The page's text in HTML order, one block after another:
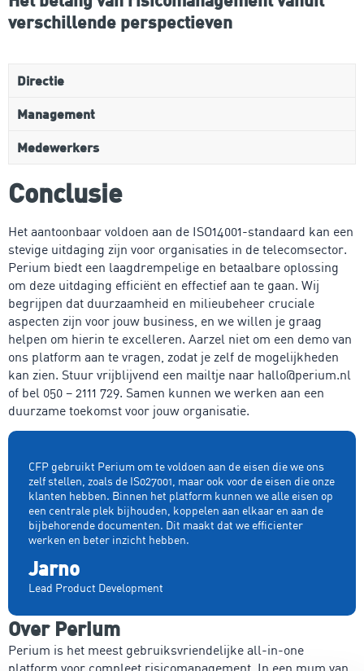
verschillende perspectieven
Directie
Management
Medewerkers
Conclusie
Het aantoonbaar voldoen aan de ISO14001-standaard kan een
stevige uitdaging zijn voor organisaties in de telecomsector.
Perium biedt een laagdrempelige en betaalbare oplossing
om deze uitdaging efficiënt en effectief aan te gaan. Wij
begrijpen dat duurzaamheid en milieubeheer cruciale
aspecten zijn voor jouw business, en we willen je graag
helpen om hierin te excelleren. Aarzel niet om een demo van
ons platform aan te vragen, zodat je zelf de mogelijkheden
kan zien. Stuur vrijblijvend een mailtje naar hallo@perium.nl
of bel 050 – 2111 729. Samen kunnen we werken aan een
duurzame toekomst voor jouw organisatie.
CFP gebruikt Perium om te voldoen aan de eisen die we ons
zelf stellen, zoals de IS027001, maar ook voor de eisen die onze
klanten hebben. Binnen het platform kunnen we alle eisen op
een centrale plek bijhouden, koppelen aan elkaar en aan de
bijbehorende documenten. Dit maakt dat we efficienter
werken en beter inzicht hebben.
Jarno
Lead Product Development
Over Perium
Perium is het meest gebruiksvriendelijke all-in-one